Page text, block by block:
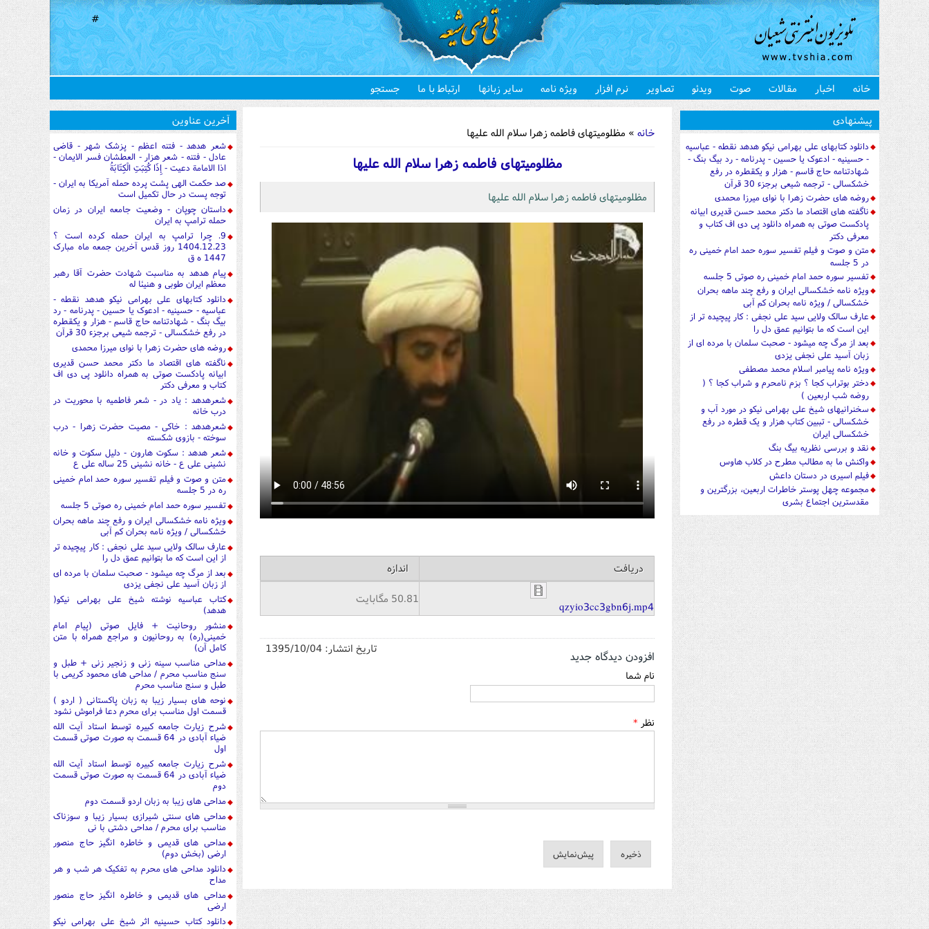
#
خانه اخبار مقالات صوت ویدئو تصاویر نرم افزار ویژه نامه سایر زبانها ارتباط با ما جستجو
خانه » مظلومیتهای فاطمه زهرا سلام الله علیها
مظلومیتهای فاطمه زهرا سلام الله علیها
مظلومیتهای فاطمه زهرا سلام الله علیها
دریافت اندازه
qzyio3cc3gbn6j.mp4
50.81 مگابایت
تاریخ انتشار: 1395/10/04 افزودن دیدگاه جدید
نام شما
نظر *
آخرین عناوین
شعر هدهد - فتنه اعظم - پزشک شهر - قاضی
عادل - فتنه - شعر هزار - العطشان فسر الایمان -
اذا الامامة دعیت - إِذَا كُتِبَتِ الْكِتَابَةُ
صد حکمت الهی پشت پرده حمله آمریکا به ایران -
توجه پست در حال تکمیل است
داستان چوپان - وضعیت جامعه ایران در زمان
حمله ترامپ به ایران
9. چرا ترامپ به ایران حمله کرده است ؟
1404.12.23 روز قدس آخرین جمعه ماه مبارک
1447 ه ق
پیام هدهد به مناسبت شهادت حضرت آقا رهبر
معظم ایران طوبی و هنیئا له
دانلود کتابهای علی بهرامی نیکو هدهد نقطه -
عباسیه - حسینیه - ادعوک یا حسین - پدرنامه - رد
بیگ بنگ - شهادتنامه حاج قاسم - هزار و یکقطره
در رفع خشکسالی - ترجمه شیعی برجزء 30 قرآن
روضه های حضرت زهرا با نوای میرزا محمدی
ناگفته های اقتصاد ما دکتر محمد حسن قدیری
ابیانه پادکست صوتی به همراه دانلود پی دی اف
کتاب و معرفی دکتر
شعرهدهد : یاد در - شعر فاطمیه با محوریت در
درب خانه
شعرهدهد : خاکی - مصیت حضرت زهرا - درب
سوخته - بازوی شکسته
شعر هدهد : سکوت هارون - دلیل سکوت و خانه
نشینی علی ع - خانه نشینی 25 ساله علی ع
متن و صوت و فیلم تفسیر سوره حمد امام خمینی
ره در 5 جلسه
تفسیر سوره حمد امام خمینی ره صوتی 5 جلسه
ویژه نامه خشکسالی ایران و رفع چند ماهه بحران
خشکسالی / ویژه نامه بحران کم آبی
عارف سالک ولایی سید علی نجفی : کار پیچیده تر
از این است که ما بتوانیم عمق دل را
بعد از مرگ چه میشود - صحبت سلمان با مرده ای
از زبان آسید علی نجفی یزدی
کتاب عباسیه نوشته شیخ علی بهرامی نیکو(
هدهد)
منشور روحانیت + فایل صوتی (پیام امام
خمینی(ره) به روحانیون و مراجع همراه با متن
کامل آن)
مداحی مناسب سینه زنی و زنجیر زنی + طبل و
سنج مناسب محرم / مداحی های محمود کریمی با
طبل و سنج مناسب محرم
نوحه های بسیار زیبا به زبان پاکستانی ( اردو )
قسمت اول مناسب برای محرم دعا فراموش نشود
شرح زیارت جامعه کبیره توسط استاد آیت الله
ضیاء آبادی در 64 قسمت به صورت صوتی قسمت
اول
شرح زیارت جامعه کبیره توسط استاد آیت الله
ضیاء آبادی در 64 قسمت به صورت صوتی قسمت
دوم
مداحی های زیبا به زبان اردو قسمت دوم
مداحی های سنتی شیرازی بسیار زیبا و سوزناک
مناسب برای محرم / مداحی دشتی با نی
مداحی های قدیمی و خاطره انگیز حاج منصور
ارضی (بخش دوم)
دانلود مداحی های محرم به تفکیک هر شب و هر
مداح
مداحی های قدیمی و خاطره انگیز حاج منصور
ارضی
دانلود کتاب حسینیه اثر شیخ علی بهرامی نیکو
پیشنهادی
دانلود کتابهای علی بهرامی نیکو هدهد نقطه - عباسیه
- حسینیه - ادعوک یا حسین - پدرنامه - رد بیگ بنگ -
شهادتنامه حاج قاسم - هزار و یکقطره در رفع
خشکسالی - ترجمه شیعی برجزء 30 قرآن
روضه های حضرت زهرا با نوای میرزا محمدی
ناگفته های اقتصاد ما دکتر محمد حسن قدیری ابیانه
پادکست صوتی به همراه دانلود پی دی اف کتاب و
معرفی دکتر
متن و صوت و فیلم تفسیر سوره حمد امام خمینی ره
در 5 جلسه
تفسیر سوره حمد امام خمینی ره صوتی 5 جلسه
ویژه نامه خشکسالی ایران و رفع چند ماهه بحران
خشکسالی / ویژه نامه بحران کم آبی
عارف سالک ولایی سید علی نجفی : کار پیچیده تر از
این است که ما بتوانیم عمق دل را
بعد از مرگ چه میشود - صحبت سلمان با مرده ای از
زبان آسید علی نجفی یزدی
ویژه نامه پیامبر اسلام محمد مصطفی
دختر بوتراب کجا ؟ بزم نامحرم و شراب کجا ؟ (
روضه شب اربعین )
سخنرانیهای شیخ علی بهرامی نیکو در مورد آب و
خشکسالی - تببین کتاب هزار و یک قطره در رفع
خشکسالی ایران
نقد و بررسی نظریه بیگ بنگ
واکنش ما به مطالب مطرح در کلاب هاوس
فیلم اسیری در دستان داعش
مجموعه چهل پوستر خاطرات اربعین، بزرگترین و
مقدسترین اجتماع بشری